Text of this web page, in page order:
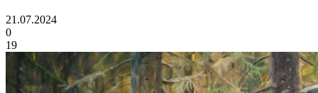
21.07.2024
0
19